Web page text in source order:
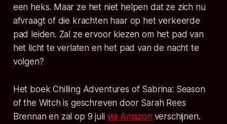
een heks. Maar ze het niet helpen dat ze zich nu
afvraagt ​​of die krachten haar op het verkeerde
pad leiden. Zal ze ervoor kiezen om het pad van
het licht te verlaten en het pad van de nacht te
volgen?
Het boek Chilling Adventures of Sabrina: Season
of the Witch is geschreven door Sarah Rees
Brennan en zal op 9 julivia Amazonverschijnen.